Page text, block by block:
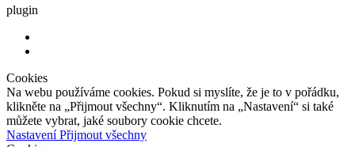
plugin
Cookies
Na webu používáme cookies. Pokud si myslíte, že je to v pořádku,
klikněte na „Přijmout všechny“. Kliknutím na „Nastavení“ si také
můžete vybrat, jaké soubory cookie chcete.
NastaveníPřijmout všechny